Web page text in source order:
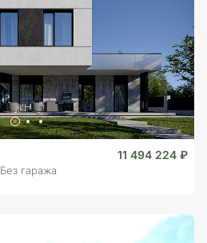
11 494 224 ₽
Без гаража